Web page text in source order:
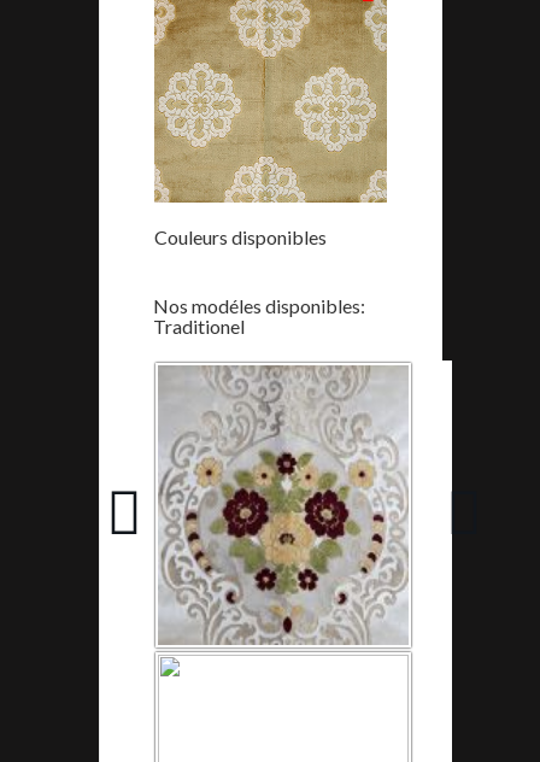
Couleurs disponibles
Nos modéles disponibles:
Traditionel